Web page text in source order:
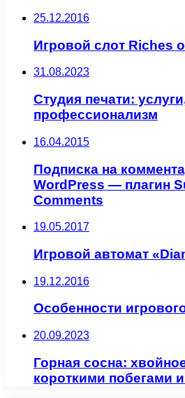
25.12.2016
Игровой слот Riches
31.08.2023
Студия печати:
профессионализм
16.04.2015
Подписка на
WordPress — плагин
Comments
19.05.2017
Игровой автомат
19.12.2016
Особенности
20.09.2023
Горная сосна:
короткими побегами